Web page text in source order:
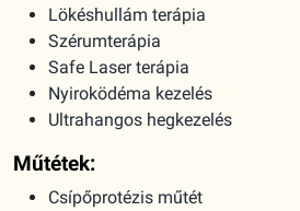
Lökéshullám terápia
Szérumterápia
Safe Laser terápia
Nyiroködéma kezelés
Ultrahangos hegkezelés
Műtétek:
Csípőprotézis műtét